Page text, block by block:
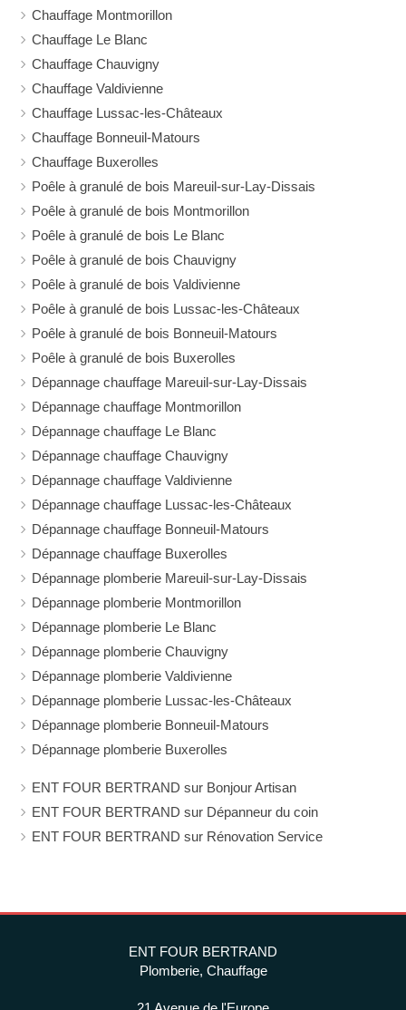
Chauffage Montmorillon
Chauffage Le Blanc
Chauffage Chauvigny
Chauffage Valdivienne
Chauffage Lussac-les-Châteaux
Chauffage Bonneuil-Matours
Chauffage Buxerolles
Poêle à granulé de bois Mareuil-sur-Lay-Dissais
Poêle à granulé de bois Montmorillon
Poêle à granulé de bois Le Blanc
Poêle à granulé de bois Chauvigny
Poêle à granulé de bois Valdivienne
Poêle à granulé de bois Lussac-les-Châteaux
Poêle à granulé de bois Bonneuil-Matours
Poêle à granulé de bois Buxerolles
Dépannage chauffage Mareuil-sur-Lay-Dissais
Dépannage chauffage Montmorillon
Dépannage chauffage Le Blanc
Dépannage chauffage Chauvigny
Dépannage chauffage Valdivienne
Dépannage chauffage Lussac-les-Châteaux
Dépannage chauffage Bonneuil-Matours
Dépannage chauffage Buxerolles
Dépannage plomberie Mareuil-sur-Lay-Dissais
Dépannage plomberie Montmorillon
Dépannage plomberie Le Blanc
Dépannage plomberie Chauvigny
Dépannage plomberie Valdivienne
Dépannage plomberie Lussac-les-Châteaux
Dépannage plomberie Bonneuil-Matours
Dépannage plomberie Buxerolles
ENT FOUR BERTRAND sur Bonjour Artisan
ENT FOUR BERTRAND sur Dépanneur du coin
ENT FOUR BERTRAND sur Rénovation Service
ENT FOUR BERTRAND
Plomberie, Chauffage